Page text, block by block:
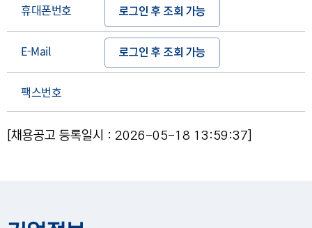
휴대폰번호 로그인 후 조회 가능
E-Mail 로그인 후 조회 가능
팩스번호
[채용공고 등록일시 : 2026-05-18 13:59:37]